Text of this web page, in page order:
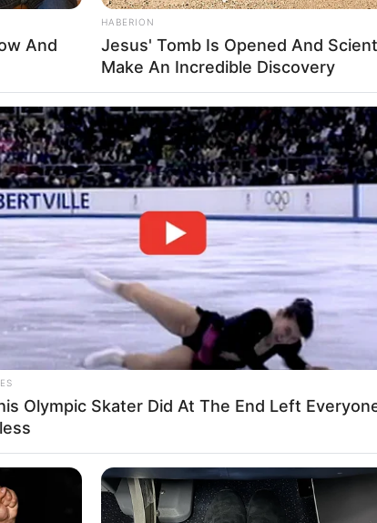
un
dehors,
ARCHIVES
Archives
And
HABERION
Jesus' Tomb Is Opened And
Make An Incredible Discovery
Olympic Skater Did At The End Left